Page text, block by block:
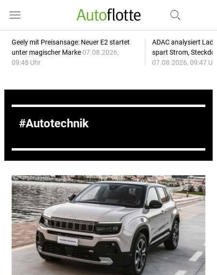
Geely mit Preisansage: Neuer E2 startet
unter magischer Marke 07.08.2026,
09:48 Uhr
ADAC analysiert
spart Strom,
07.08.2026, 09:47
Autotechnik